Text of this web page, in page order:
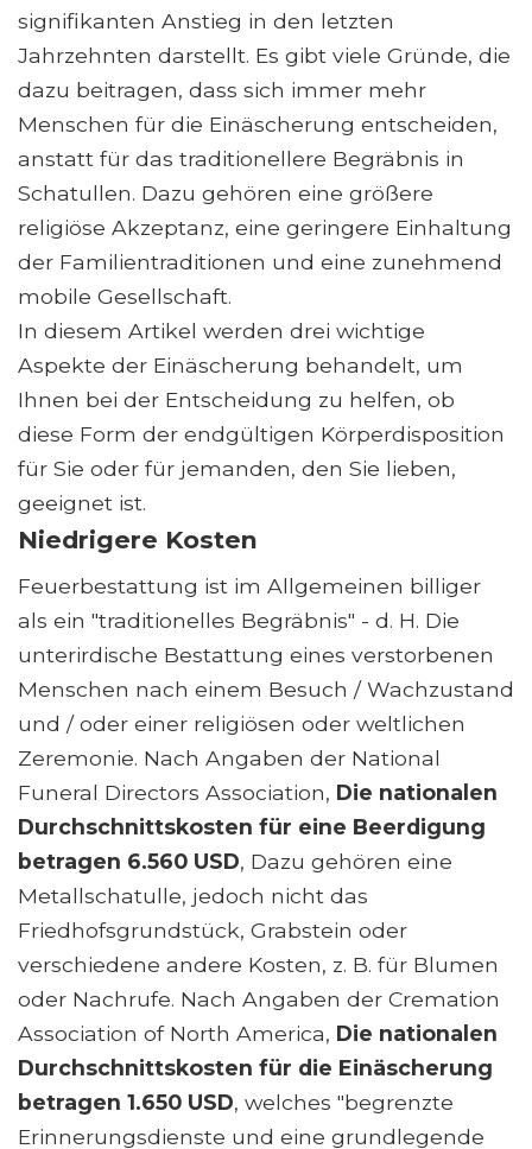
signifikanten Anstieg in den letzten
Jahrzehnten darstellt. Es gibt viele Gründe, die
dazu beitragen, dass sich immer mehr
Menschen für die Einäscherung entscheiden,
anstatt für das traditionellere Begräbnis in
Schatullen. Dazu gehören eine größere
religiöse Akzeptanz, eine geringere Einhaltung
der Familientraditionen und eine zunehmend
mobile Gesellschaft.
In diesem Artikel werden drei wichtige
Aspekte der Einäscherung behandelt, um
Ihnen bei der Entscheidung zu helfen, ob
diese Form der endgültigen Körperdisposition
für Sie oder für jemanden, den Sie lieben,
geeignet ist.
Niedrigere Kosten
Feuerbestattung ist im Allgemeinen billiger
als ein "traditionelles Begräbnis" - d. H. Die
unterirdische Bestattung eines verstorbenen
Menschen nach einem Besuch / Wachzustand
und / oder einer religiösen oder weltlichen
Zeremonie. Nach Angaben der National
Funeral Directors Association, Die nationalen
Durchschnittskosten für eine Beerdigung
betragen 6.560 USD, Dazu gehören eine
Metallschatulle, jedoch nicht das
Friedhofsgrundstück, Grabstein oder
verschiedene andere Kosten, z. B. für Blumen
oder Nachrufe. Nach Angaben der Cremation
Association of North America, Die nationalen
Durchschnittskosten für die Einäscherung
betragen 1.650 USD, welches "begrenzte
Erinnerungsdienste und eine grundlegende